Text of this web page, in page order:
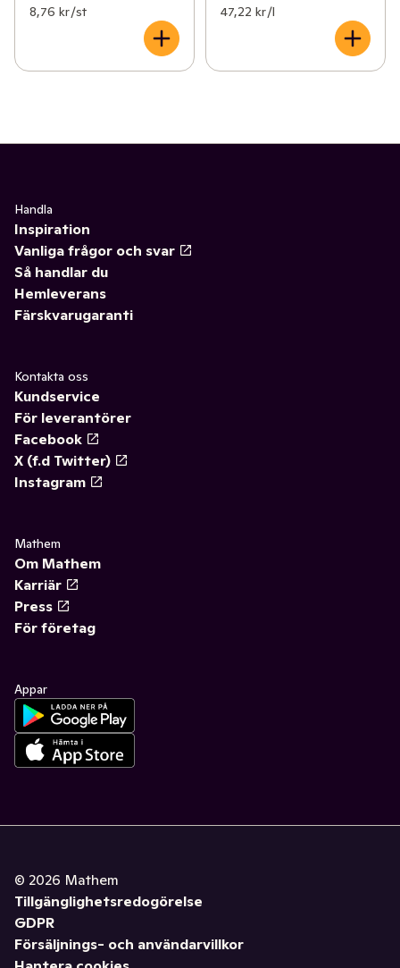
8,76 kr /st 47,22 kr /l
Handla
Inspiration
Vanliga frågor och svar
Så handlar du
Hemleverans
Färskvarugaranti
Kontakta oss
Kundservice
För leverantörer
Facebook
X (f.d Twitter)
Instagram
Mathem
Om Mathem
Karriär
Press
För företag
Appar
© 2026 Mathem
Tillgänglighetsredogörelse
GDPR
Försäljnings- och användarvillkor